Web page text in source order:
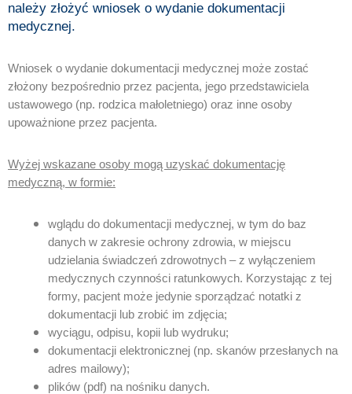
należy złożyć wniosek o wydanie dokumentacji
medycznej.
Wniosek o wydanie dokumentacji medycznej może zostać
złożony bezpośrednio przez pacjenta, jego przedstawiciela
ustawowego (np. rodzica małoletniego) oraz inne osoby
upoważnione przez pacjenta.
Wyżej wskazane osoby mogą uzyskać dokumentację
medyczną, w formie:
wglądu do dokumentacji medycznej, w tym do baz
danych w zakresie ochrony zdrowia, w miejscu
udzielania świadczeń zdrowotnych – z wyłączeniem
medycznych czynności ratunkowych. Korzystając z tej
formy, pacjent może jedynie sporządzać notatki z
dokumentacji lub zrobić im zdjęcia;
wyciągu, odpisu, kopii lub wydruku;
dokumentacji elektronicznej (np. skanów przesłanych na
adres mailowy);
plików (pdf) na nośniku danych.